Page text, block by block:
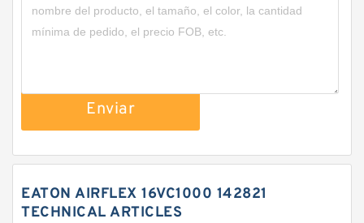
Enviar
EATON AIRFLEX 16VC1000 142821
TECHNICAL ARTICLES